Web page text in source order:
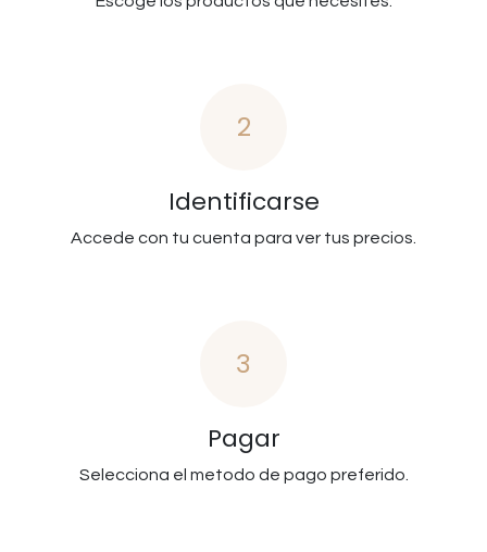
2
Identificarse
Accede con tu cuenta para ver tus precios.
3
Pagar
Selecciona el metodo de pago preferido.